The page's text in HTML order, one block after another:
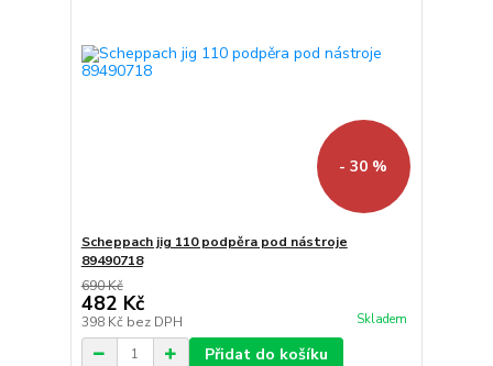
- 30 %
Scheppach jig 110 podpěra pod nástroje
89490718
690 Kč
482 Kč
398 Kč bez DPH Skladem
Přidat do košíku